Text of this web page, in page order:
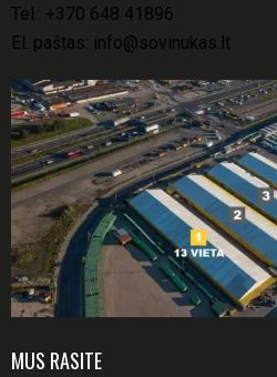
Tel.: +370 648 41896
El. paštas: info@sovinukas.lt
MUS RASITE